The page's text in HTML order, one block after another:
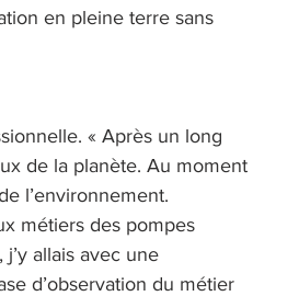
en pleine terre sans
« Après un long
de la planète. Au moment
l’environnement.
métiers des pompes
allais avec une
d’observation du métier